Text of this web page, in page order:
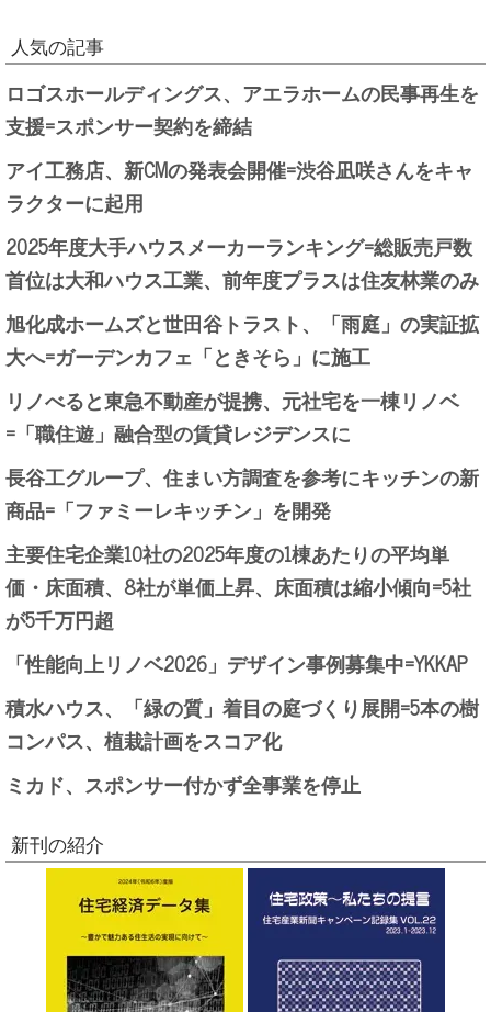
人気の記事
ロゴスホールディングス、アエラホームの民事再生を
支援=スポンサー契約を締結
アイ工務店、新CMの発表会開催=渋谷凪咲さんをキャ
ラクターに起用
2025年度大手ハウスメーカーランキング=総販売戸数
首位は大和ハウス工業、前年度プラスは住友林業のみ
旭化成ホームズと世田谷トラスト、「雨庭」の実証拡
大へ=ガーデンカフェ「ときそら」に施工
リノべると東急不動産が提携、元社宅を一棟リノベ
=「職住遊」融合型の賃貸レジデンスに
長谷工グループ、住まい方調査を参考にキッチンの新
商品=「ファミーレキッチン」を開発
主要住宅企業10社の2025年度の1棟あたりの平均単
価・床面積、8社が単価上昇、床面積は縮小傾向=5社
が5千万円超
「性能向上リノベ2026」デザイン事例募集中=YKKAP
積水ハウス、「緑の質」着目の庭づくり展開=5本の樹
コンパス、植栽計画をスコア化
ミカド、スポンサー付かず全事業を停止
新刊の紹介